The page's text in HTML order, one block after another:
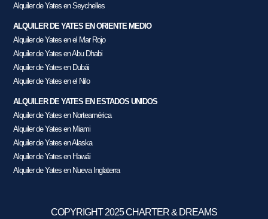
Alquiler de Yates en Seychelles
ALQUILER DE YATES EN ORIENTE MEDIO
Alquiler de Yates en el Mar Rojo
Alquiler de Yates en Abu Dhabi
Alquiler de Yates en Dubái
Alquiler de Yates en el Nilo
ALQUILER DE YATES EN ESTADOS UNIDOS
Alquiler de Yates en Norteamérica
Alquiler de Yates en Miami
Alquiler de Yates en Alaska
Alquiler de Yates en Hawái
Alquiler de Yates en Nueva Inglaterra
COPYRIGHT 2025 CHARTER & DREAMS